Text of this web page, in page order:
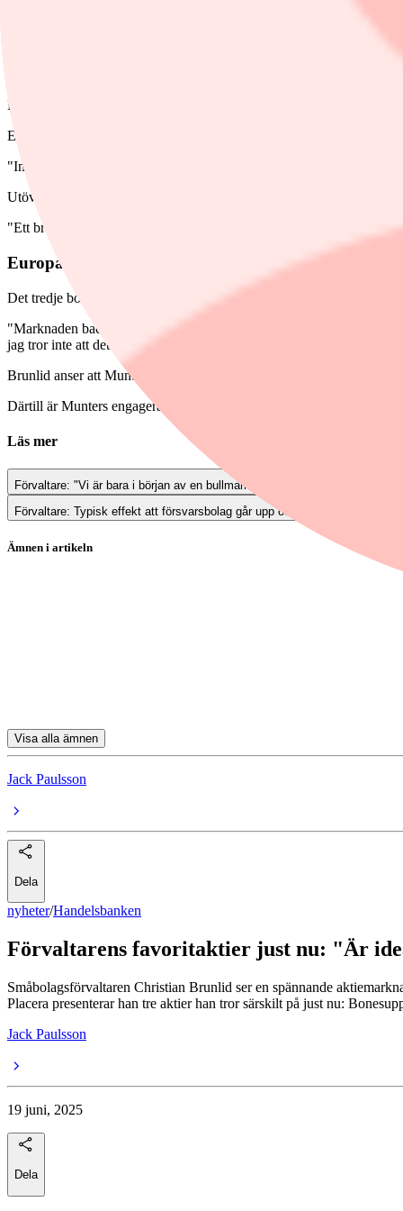
Det andra bolaget som Brunlid lyfter fram är MTG (Modern Times
Enligt Brunlid hade MTG länge en för stor kassa, sedan köpte de
"Integrationen av det förvärvade bolaget ser ut att gå bra, initialt
Utöver detta ser han en möjlighet till återköp av aktier under hösten.
"Ett bra bolag i en osäker miljö", konstaterar Brunlid.
Europas datacenter-vinnare
Det tredje bolaget som Brunlid ser som intressant är Munters, som
"Marknaden backade i början av året när
dök upp, på
jag tror inte att det är så illa. Det kommer nog fortsätta byggas
Brunlid anser att Munters har möjlighet att dra nytta av Europas
Därtill är Munters engagerade i
Läs mer
Förvaltare: "Vi är bara i början av en bullmarknad för ädelmetaller"
Förvaltare: Typisk effekt att försvarsbolag går upp och börsen ner
Ämnen i artikeln
Visa alla ämnen
Jack Paulsson
Dela
nyheter/Handelsbanken
Förvaltarens favoritaktier just nu: "Är
Småbolagsförvaltaren Christian Brunlid ser en spännande
Placera presenterar han tre aktier han tror särskilt på just nu:
Jack Paulsson
19 juni, 2025
Dela